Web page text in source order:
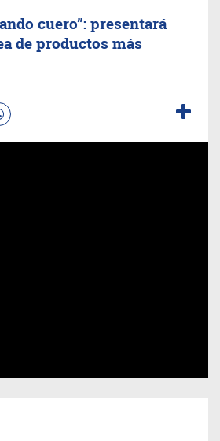
cuero”: presentará
de productos más